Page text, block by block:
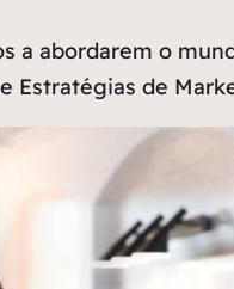
a abordarem o
Estratégias de